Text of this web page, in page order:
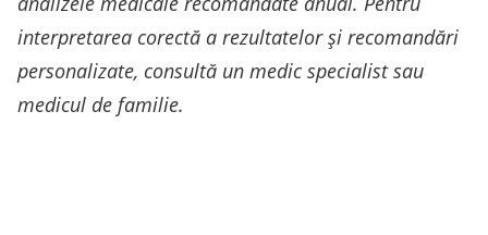
interpretarea corectă a rezultatelor și recomandări
personalizate, consultă un medic specialist sau
medicul de familie.